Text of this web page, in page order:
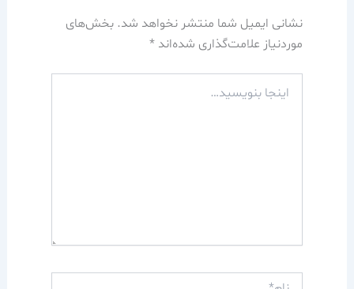
نشانی ایمیل شما منتشر نخواهد شد. بخش‌های
موردنیاز علامت‌گذاری شده‌اند *
بنویسید…